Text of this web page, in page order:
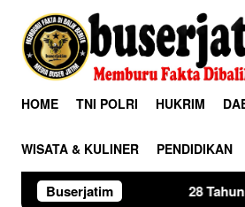
HOME TNI POLRI HUKRIM
WISATA & KULINER PENDIDIKAN
Buserjatim28 Tahun Membina